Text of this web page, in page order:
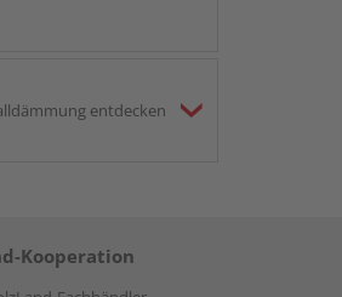
entdecken
Kooperation